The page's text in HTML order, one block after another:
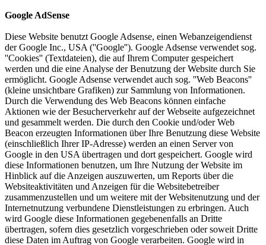
Google AdSense
Diese Website benutzt Google Adsense, einen Webanzeigendienst
der Google Inc., USA (''Google''). Google Adsense verwendet sog.
''Cookies'' (Textdateien), die auf Ihrem Computer gespeichert
werden und die eine Analyse der Benutzung der Website durch Sie
ermöglicht. Google Adsense verwendet auch sog. ''Web Beacons''
(kleine unsichtbare Grafiken) zur Sammlung von Informationen.
Durch die Verwendung des Web Beacons können einfache
Aktionen wie der Besucherverkehr auf der Webseite aufgezeichnet
und gesammelt werden. Die durch den Cookie und/oder Web
Beacon erzeugten Informationen über Ihre Benutzung diese Website
(einschließlich Ihrer IP-Adresse) werden an einen Server von
Google in den USA übertragen und dort gespeichert. Google wird
diese Informationen benutzen, um Ihre Nutzung der Website im
Hinblick auf die Anzeigen auszuwerten, um Reports über die
Websiteaktivitäten und Anzeigen für die Websitebetreiber
zusammenzustellen und um weitere mit der Websitenutzung und der
Internetnutzung verbundene Dienstleistungen zu erbringen. Auch
wird Google diese Informationen gegebenenfalls an Dritte
übertragen, sofern dies gesetzlich vorgeschrieben oder soweit Dritte
diese Daten im Auftrag von Google verarbeiten. Google wird in